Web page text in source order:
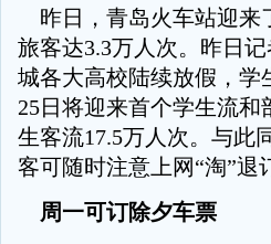
昨日，青岛火车站迎来
旅客达3.3万人次。昨日
城各大高校陆续放假，学
25日将迎来首个学生流
生客流17.5万人次。与此
客可随时注意上网“淘”退
周一可订除夕车票